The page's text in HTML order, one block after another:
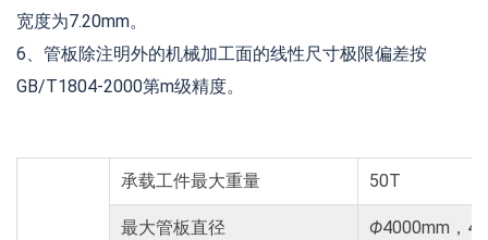
宽度为7.20mm。
6、管板除注明外的机械加工面的线性尺寸极限偏差按
GB/T1804-2000第m级精度。
承载工件最大重量 50T
最大管板直径 Ф4000mm，